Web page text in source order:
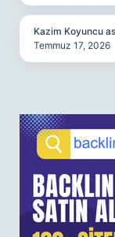
Kazim Koyuncu
Temmuz 17, 2026